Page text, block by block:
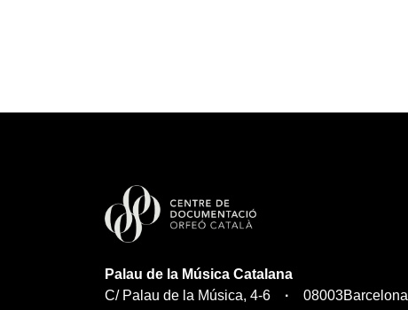
Palau de la Música Catalana
C/ Palau de la Música, 4-6
08003Barcelona